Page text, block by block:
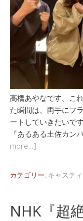
高橋あやなです。こ
た瞬間は、両手にフ
ートしていきたいで
『あるある土佐カン
more…]
カテゴリー: キャステ
NHK『超